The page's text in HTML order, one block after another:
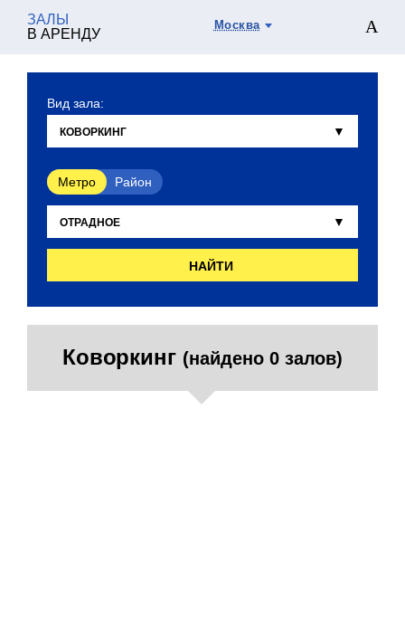
ЗАЛЫ
В АРЕНДУ
Москва
Вид зала:
Метро Район
НАЙТИ
Коворкинг (найдено 0 залов)